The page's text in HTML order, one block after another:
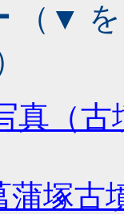
（▼
真（古
蒲塚古